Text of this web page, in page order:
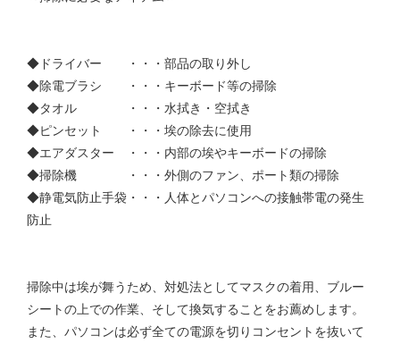
◆ドライバー ・・・部品の取り外し
◆除電ブラシ ・・・キーボード等の掃除
◆タオル ・・・水拭き・空拭き
◆ピンセット ・・・埃の除去に使用
◆エアダスター ・・・内部の埃やキーボードの掃除
◆掃除機 ・・・外側のファン、ポート類の掃除
◆静電気防止手袋・・・人体とパソコンへの接触帯電の発生
防止
掃除中は埃が舞うため、対処法としてマスクの着用、ブルー
シートの上での作業、そして換気することをお薦めします。
また、パソコンは必ず全ての電源を切りコンセントを抜いて